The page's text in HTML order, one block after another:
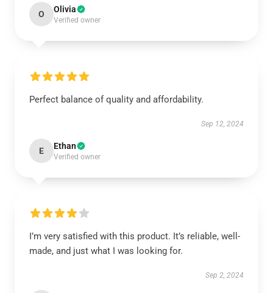
O Olivia
Verified owner
Perfect balance of quality and affordability.
Sep 12, 2024
E Ethan
Verified owner
I’m very satisfied with this product. It’s reliable, well-
made, and just what I was looking for.
Sep 2, 2024